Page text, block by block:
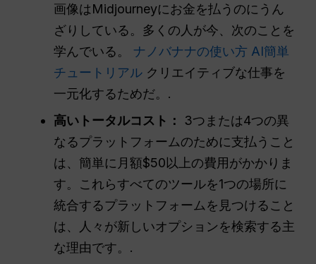
画像はMidjourneyにお金を払うのにうん
ざりしている。多くの人が今、次のことを
学んでいる。 ナノバナナの使い方 AI簡単
チュートリアル クリエイティブな仕事を
一元化するためだ。.
高いトータルコスト：
3つまたは4つの異
なるプラットフォームのために支払うこと
は、簡単に月額$50以上の費用がかかりま
す。これらすべてのツールを1つの場所に
統合するプラットフォームを見つけること
は、人々が新しいオプションを検索する主
な理由です。.